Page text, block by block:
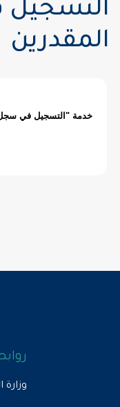
التسجيل
المقدرين
وزارة